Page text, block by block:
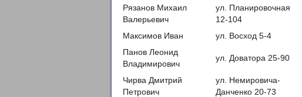
Рязанов Михаил
Валерьевич
ул. Планировочная
12-104
Максимов Иван ул. Восход 5-4
Панов Леонид
Владимирович
ул. Доватора 25-90
Чирва Дмитрий
Петрович
ул. Немировича-
Данченко 20-73